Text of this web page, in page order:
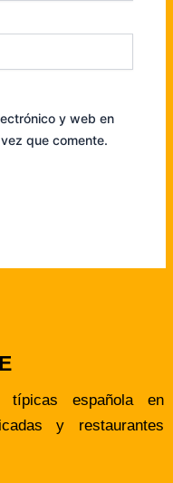
y web en
que comente.
española en
y restaurantes